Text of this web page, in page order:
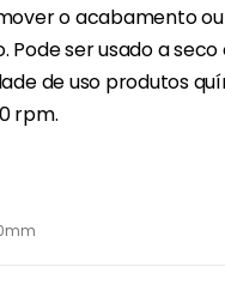
o acabamento
ser usado a seco
de uso produtos
rpm.